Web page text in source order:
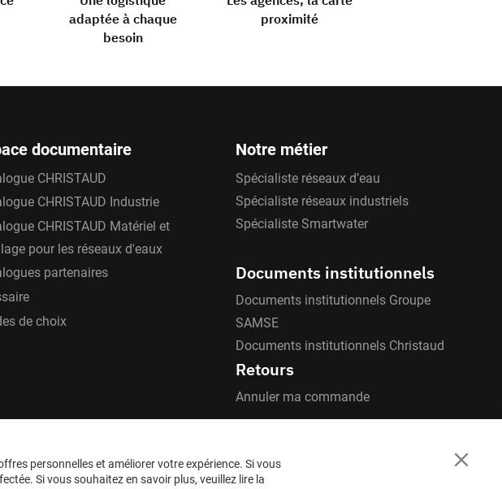
adaptée à chaque
besoin
proximité
documentaire
CHRISTAUD
CHRISTAUD Industrie
CHRISTAUD Matériel et
pour les réseaux d'eaux
partenaires
de choix
Notre métier
Spécialiste réseaux d’eau
Spécialiste réseaux industriels
Spécialiste Smartwater
Documents institutionnels
Documents institutionnels Groupe
SAMSE
Documents institutionnels Christaud
Retours
Annuler ma commande
Close
personnelles et améliorer votre expérience. Si vous
Si vous souhaitez en savoir plus, veuillez lire la